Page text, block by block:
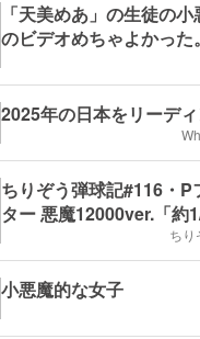
「天美めあ」の生徒の
のビデオめちゃよかった。
2025年の日本をリーデ
ちりぞう弾球記#116・P
ター 悪魔12000ver.「約
ち
小悪魔的な女子